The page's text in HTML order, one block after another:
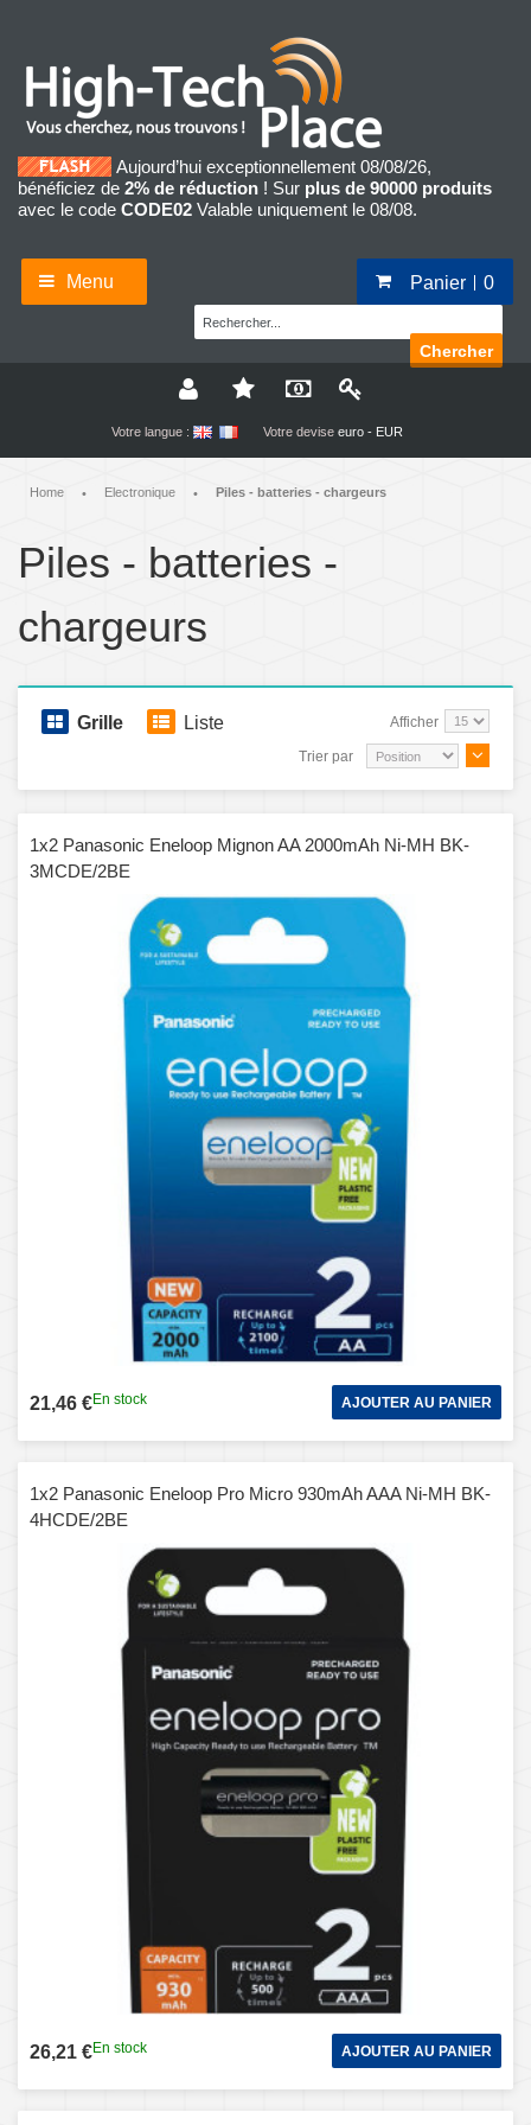
Aujourd’hui exceptionnellement 08/08/26,
bénéficiez de 2% de réduction ! Sur plus de 90000 produits
avec le code CODE02 Valable uniquement le 08/08.
Menu Panier 0
Chercher
Votre langue : Votre devise euro - EUR
Home • Electronique • Piles - batteries - chargeurs
Piles - batteries -
chargeurs
Grille Liste Afficher
Trier par
1x2 Panasonic Eneloop Mignon AA 2000mAh Ni-MH BK-
3MCDE/2BE
21,46 €En stock AJOUTER AU PANIER
1x2 Panasonic Eneloop Pro Micro 930mAh AAA Ni-MH BK-
4HCDE/2BE
26,21 €En stock AJOUTER AU PANIER